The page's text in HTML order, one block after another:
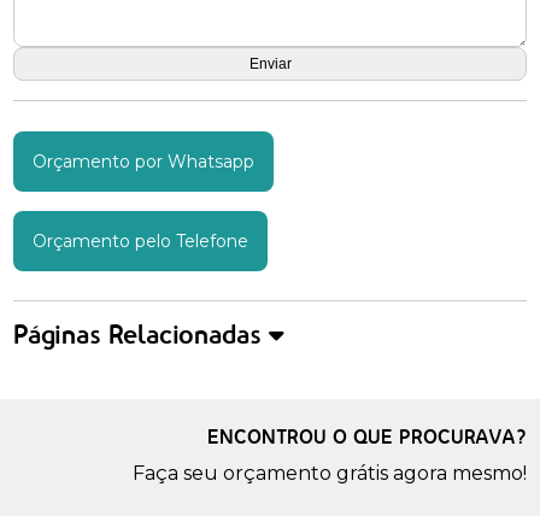
Orçamento por Whatsapp
Orçamento pelo Telefone
Páginas Relacionadas
ENCONTROU O QUE PROCURAVA?
Faça seu orçamento grátis agora mesmo!